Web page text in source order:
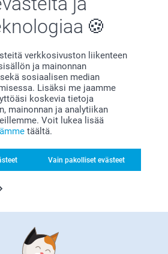
verkkosivuston liikenteen
ja mainonnan
sosiaalisen median
Lisäksi me jaamme
koskevia tietoja
mainonnan ja analytiikan
Voit lukea lisää
täältä.
Vain pakolliset evästeet
kaikista tilauksista